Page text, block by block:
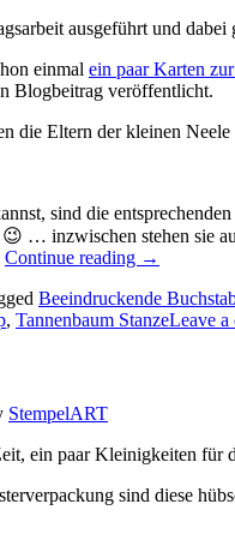
ausgeführt und
einmal ein paar Karten
Blogbeitrag veröffentlicht.
die Eltern der kleinen
sind die
… inzwischen stehen sie
Continue reading „Einladungen
→
Beeindruckende
, Tannenbaum StanzeLeave a
StempelART
ein paar Kleinigkeiten für
sind diese